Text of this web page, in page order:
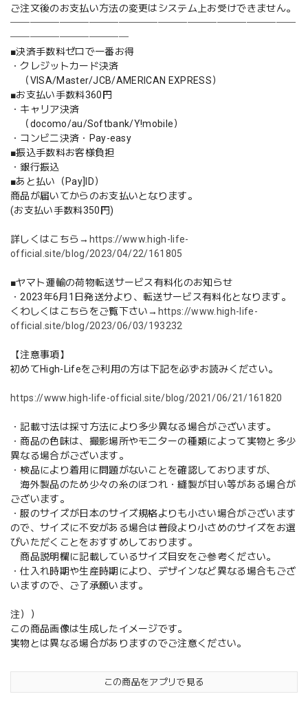
ご注文後のお支払い方法の変更はシステム上お受けできません。
─────────────────────────────
────────────
■決済手数料ゼロで一番お得
・クレジットカード決済
（VISA/Master/JCB/AMERICAN EXPRESS）
■お支払い手数料360円
・キャリア決済
（docomo/au/Softbank/Y!mobile）
・コンビニ決済・Pay-easy
■振込手数料お客様負担
・銀行振込
■あと払い（Pay]ID）
商品が届いてからのお支払いとなります。
(お支払い手数料350円)
詳しくはこちら→ https://www.high-life-
official.site/blog/2023/04/22/161805
■ヤマト運輸の荷物転送サービス有料化のお知らせ
・2023年6月1日発送分より、転送サービス有料化となります。
くわしくはこちらをご覧下さい→ https://www.high-life-
official.site/blog/2023/06/03/193232
【注意事項】
初めてHigh-Lifeをご利用の方は下記を必ずお読みください。
https://www.high-life-official.site/blog/2021/06/21/161820
・記載寸法は採寸方法により多少異なる場合がございます。
・商品の色味は、撮影場所やモニターの種類によって実物と多少
異なる場合がございます。
・検品により着用に問題がないことを確認しておりますが、
海外製品のため少々の糸のほつれ・縫製が甘い等がある場合が
ございます。
・服のサイズが日本のサイズ規格よりも小さい場合がございます
ので、サイズに不安がある場合は普段より小さめのサイズをお選
びいただくことをおすすめしております。
商品説明欄に記載しているサイズ目安をご参考ください。
・仕入れ時期や生産時期により、デザインなど異なる場合もござ
いますので、ご了承願います。
注））
この商品画像は生成したイメージです。
実物とは異なる場合がありますのでご注意ください。
この商品をアプリで見る